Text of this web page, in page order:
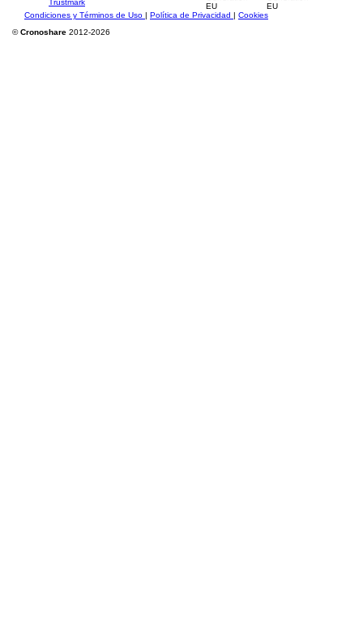
Condiciones y Términos de Uso | Política de Privacidad | Cookies
©Cronoshare 2012-2026